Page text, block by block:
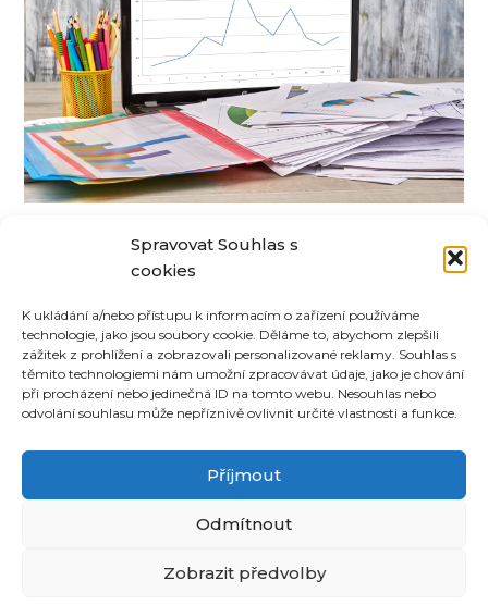
Spravovat Souhlas s
cookies
K ukládání a/nebo přístupu k informacím o zařízení používáme
technologie, jako jsou soubory cookie. Děláme to, abychom zlepšili
zážitek z prohlížení a zobrazovali personalizované reklamy. Souhlas s
těmito technologiemi nám umožní zpracovávat údaje, jako je chování
při procházení nebo jedinečná ID na tomto webu. Nesouhlas nebo
odvolání souhlasu může nepříznivě ovlivnit určité vlastnosti a funkce.
Příjmout
Odmítnout
Zobrazit předvolby
zjednodušit účetnictví a
©CoUvaříme.cz
2026•Kontakt
Související receptové magazíny:
inRecepty24.cz|DomácíDort.cz|